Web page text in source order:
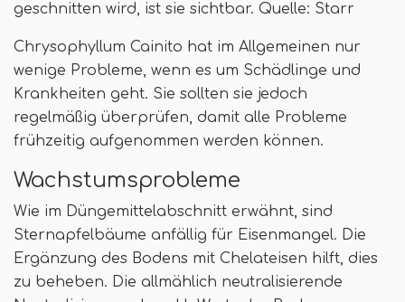
geschnitten wird, ist sie sichtbar. Quelle: Starr
Chrysophyllum Cainito hat im Allgemeinen nur
wenige Probleme, wenn es um Schädlinge und
Krankheiten geht. Sie sollten sie jedoch
regelmäßig überprüfen, damit alle Probleme
frühzeitig aufgenommen werden können.
Wachstumsprobleme
Wie im Düngemittelabschnitt erwähnt, sind
Sternapfelbäume anfällig für Eisenmangel. Die
Ergänzung des Bodens mit Chelateisen hilft, dies
zu beheben. Die allmählich neutralisierende